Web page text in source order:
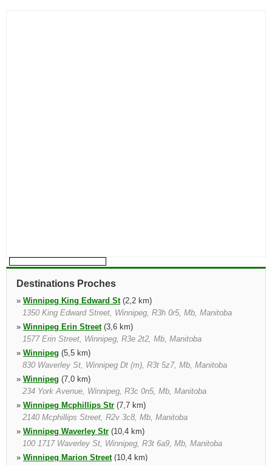
Destinations Proches
» Winnipeg King Edward St(2,2 km)
1350 King Edward Street, Winnipeg, R3h 0r5, Mb, Manitoba
» Winnipeg Erin Street(3,6 km)
1577 Erin Street, Winnipeg, R3e 2t2, Mb, Manitoba
» Winnipeg (5,5 km)
830 Waverley St, Winnipeg Dt (m), R3t 5z7, Mb, Manitoba
» Winnipeg (7,0 km)
234 York Avenue, Winnipeg, R3c 0n5, Mb, Manitoba
» Winnipeg Mcphillips Str (7,7 km)
2140 Mcphillips Street, R2v 3c8, Mb, Manitoba
» Winnipeg Waverley Str (10,4 km)
100 1717 Waverley St, Winnipeg, R3t 6a9, Mb, Manitoba
» Winnipeg Marion Street(10,4 km)